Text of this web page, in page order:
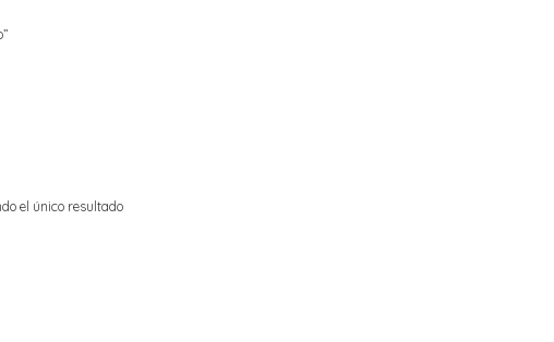
el único resultado